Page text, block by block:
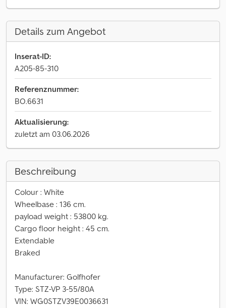
Details zum Angebot
Inserat-ID:
A205-85-310
Referenznummer:
BO.6631
Aktualisierung:
zuletzt am 03.06.2026
Beschreibung
Colour : White
Wheelbase : 136 cm.
payload weight : 53800 kg.
Cargo floor height : 45 cm.
Extendable
Braked
Manufacturer: Golfhofer
Type: STZ-VP 3-55/80A
VIN: WG0STZV39E0036631